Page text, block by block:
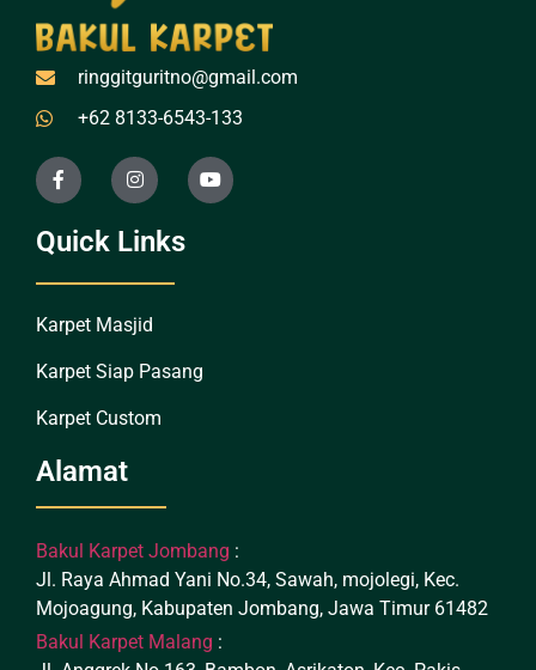
ringgitguritno@gmail.com
+62 8133-6543-133
Quick Links
Karpet Masjid
Karpet Siap Pasang
Karpet Custom
Alamat
Bakul Karpet Jombang :
Jl. Raya Ahmad Yani No.34, Sawah, mojolegi, Kec.
Mojoagung, Kabupaten Jombang, Jawa Timur 61482
Bakul Karpet Malang :